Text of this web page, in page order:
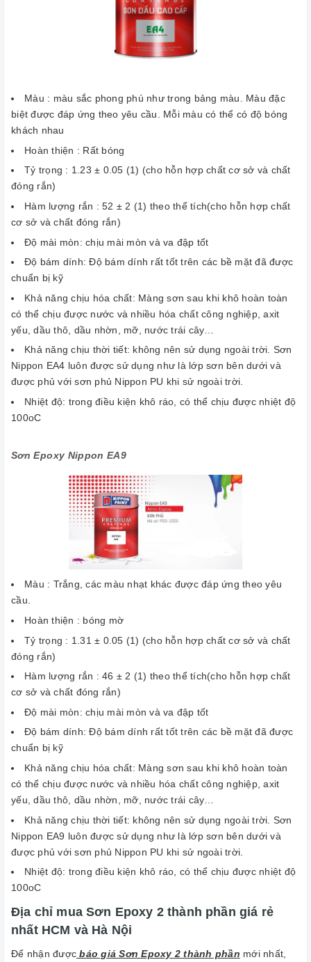
Màu : màu sắc phong phú như trong bảng màu. Màu đặc
biệt được đáp ứng theo yêu cầu. Mỗi màu có thể có độ bóng
khách nhau
Hoàn thiện : Rất bóng
Tỷ trọng : 1.23 ± 0.05 (1) (cho hỗn hợp chất cơ sở và chất
đóng rắn)
Hàm lượng rắn : 52 ± 2 (1) theo thể tích(cho hỗn hợp chất
cơ sở và chất đóng rắn)
Độ mài mòn: chịu mài mòn và va đập tốt
Độ bám dính: Độ bám dính rất tốt trên các bề mặt đã được
chuẩn bị kỹ
Khả năng chịu hóa chất: Màng sơn sau khi khô hoàn toàn
có thể chịu được nước và nhiều hóa chất công nghiệp, axit
yếu, dầu thô, dầu nhờn, mỡ, nước trái cây…
Khả năng chịu thời tiết: không nên sử dụng ngoài trời. Sơn
Nippon EA4 luôn được sử dụng như là lớp sơn bên dưới và
được phủ với sơn phủ Nippon PU khi sử ngoài trời.
Nhiệt độ: trong điều kiện khô ráo, có thể chịu được nhiệt độ
100oC
Sơn Epoxy Nippon EA9
Màu : Trắng, các màu nhạt khác được đáp ứng theo yêu
cầu.
Hoàn thiện : bóng mờ
Tỷ trọng : 1.31 ± 0.05 (1) (cho hỗn hợp chất cơ sở và chất
đóng rắn)
Hàm lượng rắn : 46 ± 2 (1) theo thể tích(cho hỗn hợp chất
cơ sở và chất đóng rắn)
Độ mài mòn: chịu mài mòn và va đập tốt
Độ bám dính: Độ bám dính rất tốt trên các bề mặt đã được
chuẩn bị kỹ
Khả năng chịu hóa chất: Màng sơn sau khi khô hoàn toàn
có thể chịu được nước và nhiều hóa chất công nghiệp, axit
yếu, dầu thô, dầu nhờn, mỡ, nước trái cây…
Khả năng chịu thời tiết: không nên sử dụng ngoài trời. Sơn
Nippon EA9 luôn được sử dụng như là lớp sơn bên dưới và
được phủ với sơn phủ Nippon PU khi sử ngoài trời.
Nhiệt độ: trong điều kiện khô ráo, có thể chịu được nhiệt độ
100oC
Địa chỉ mua Sơn Epoxy 2 thành phần giá rẻ
nhất HCM và Hà Nội
Để nhận được báo giá Sơn Epoxy 2 thành phần mới nhất,